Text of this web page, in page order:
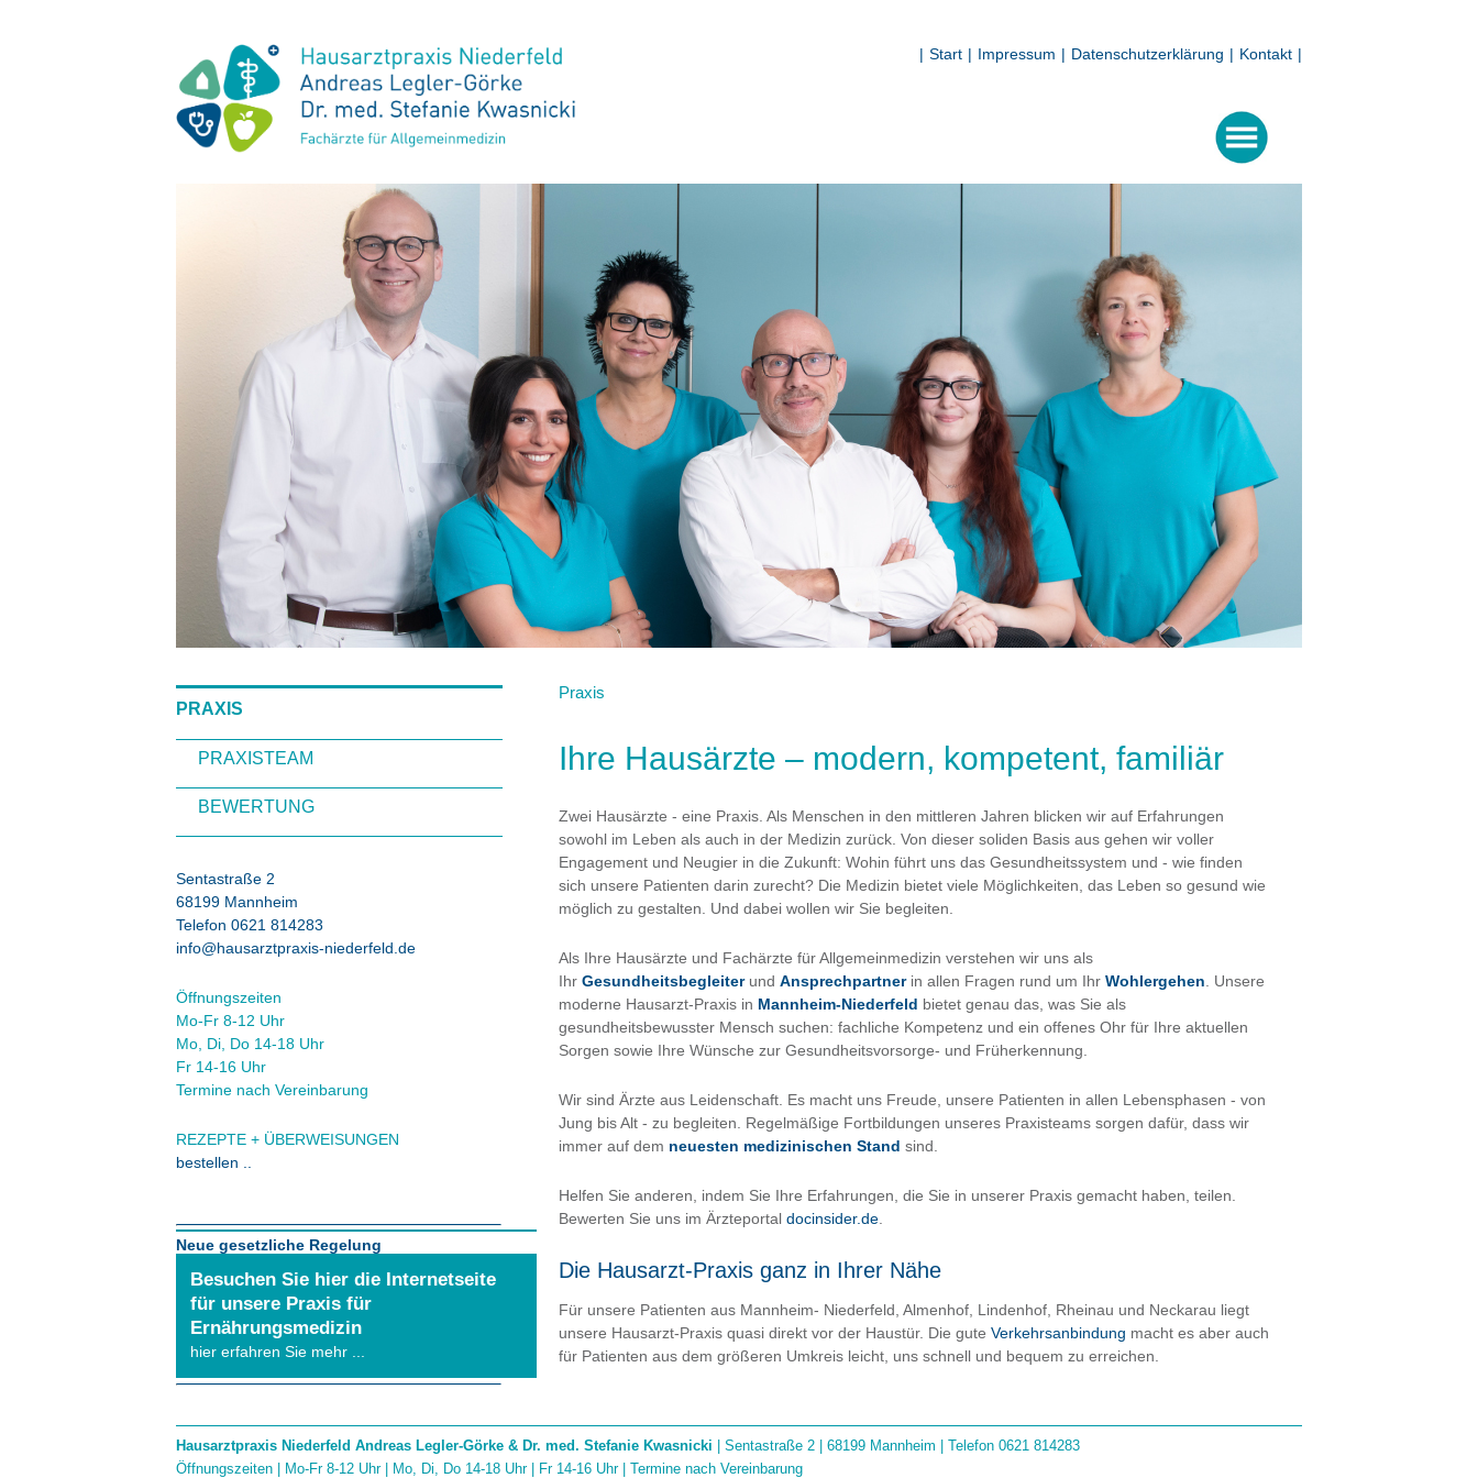
| Start | Impressum | Datenschutzerklärung | Kontakt |
BEWERTUNG
PRÄVENTION
DIAGNOSTIK
THERAPIE
SCHWERPUNKTE
GESUNDHEIT PLUS
AFFENPOCKEN
AKTUELL
SERVICE
SPRECHZEITEN
PARTNER + LINKS
DOWNLOADS
ANFAHRT
SITEMAP
PRAXIS
PRAXISTEAM
BEWERTUNG
Sentastraße 2
68199 Mannheim
Telefon 0621 814283
info@hausarztpraxis-niederfeld.de
Öffnungszeiten
Mo-Fr 8-12 Uhr
Mo, Di, Do 14-18 Uhr
Fr 14-16 Uhr
Termine nach Vereinbarung
REZEPTE + ÜBERWEISUNGEN
bestellen ..
Neue gesetzliche Regelung
gegen Vorlage der elektronischen
Gesundheitskarte behandeln. Es werden auch
keine Rezepte und Überweisungen oder
Sonstiges mehr ausgehändigt.
Besuchen Sie hier die Internetseite
für unsere Praxis für
Ernährungsmedizin
hier erfahren Sie mehr ...
Praxis
Ihre Hausärzte – modern, kompetent, familiär
Zwei Hausärzte - eine Praxis. Als Menschen in den mittleren Jahren blicken wir auf Erfahrungen
sowohl im Leben als auch in der Medizin zurück. Von dieser soliden Basis aus gehen wir voller
Engagement und Neugier in die Zukunft: Wohin führt uns das Gesundheitssystem und - wie finden
sich unsere Patienten darin zurecht? Die Medizin bietet viele Möglichkeiten, das Leben so gesund wie
möglich zu gestalten. Und dabei wollen wir Sie begleiten.
Als Ihre Hausärzte und Fachärzte für Allgemeinmedizin verstehen wir uns als
IhrGesundheitsbegleiterundAnsprechpartnerin allen Fragen rund um IhrWohlergehen . Unsere
moderne Hausarzt-Praxis in Mannheim-Niederfeld bietet genau das, was Sie als
gesundheitsbewusster Mensch suchen: fachliche Kompetenz und ein offenes Ohr für Ihre aktuellen
Sorgen sowie Ihre Wünsche zur Gesundheitsvorsorge- und Früherkennung.
Wir sind Ärzte aus Leidenschaft. Es macht uns Freude, unsere Patienten in allen Lebensphasen - von
Jung bis Alt - zu begleiten. Regelmäßige Fortbildungen unseres Praxisteams sorgen dafür, dass wir
immer auf dem neuesten medizinischen Stand sind.
Helfen Sie anderen, indem Sie Ihre Erfahrungen, die Sie in unserer Praxis gemacht haben, teilen.
Bewerten Sie uns im Ärzteportaldocinsider.de
Die Hausarzt-Praxis ganz in Ihrer Nähe
Für unsere Patienten aus Mannheim- Niederfeld, Almenhof, Lindenhof, Rheinau und Neckarau liegt
unsere Hausarzt-Praxis quasi direkt vor der Haustür. Die guteVerkehrsanbindung macht es aber auch
für Patienten aus dem größeren Umkreis leicht, uns schnell und bequem zu erreichen.
Hausarztpraxis Niederfeld Andreas Legler-Görke & Dr. med. Stefanie Kwasnicki
| Sentastraße 2 | 68199 Mannheim | Telefon 0621 814283
Öffnungszeiten | Mo-Fr 8-12 Uhr | Mo, Di, Do 14-18 Uhr | Fr 14-16 Uhr | Termine nach Vereinbarung